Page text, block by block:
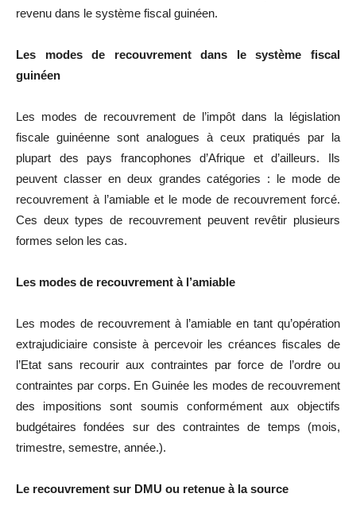
revenu dans le système fiscal guinéen.
Les modes de recouvrement dans le système fiscal
guinéen
Les modes de recouvrement de l’impôt dans la législation
fiscale guinéenne sont analogues à ceux pratiqués par la
plupart des pays francophones d’Afrique et d’ailleurs. Ils
peuvent classer en deux grandes catégories : le mode de
recouvrement à l’amiable et le mode de recouvrement forcé.
Ces deux types de recouvrement peuvent revêtir plusieurs
formes selon les cas.
Les modes de recouvrement à l’amiable
Les modes de recouvrement à l’amiable en tant qu’opération
extrajudiciaire consiste à percevoir les créances fiscales de
l’Etat sans recourir aux contraintes par force de l’ordre ou
contraintes par corps. En Guinée les modes de recouvrement
des impositions sont soumis conformément aux objectifs
budgétaires fondées sur des contraintes de temps (mois,
trimestre, semestre, année.).
Le recouvrement sur DMU ou retenue à la source